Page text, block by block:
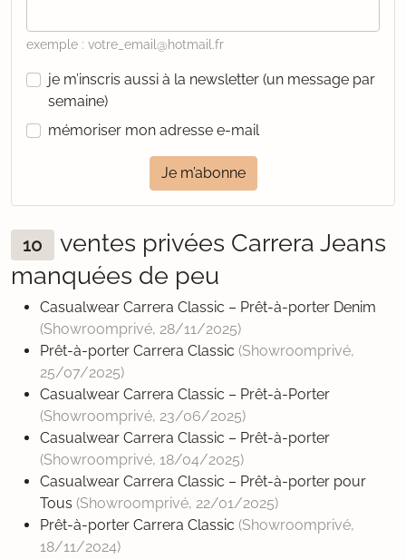
exemple : votre_email@hotmail.fr
je m’inscris aussi à la newsletter (un message par
semaine)
mémoriser mon adresse e-mail
Je m’abonne
10
ventes privées Carrera Jeans
manquées de peu
Casualwear Carrera Classic – Prêt-à-porter Denim
(Showroomprivé, 28/11/2025)
Prêt-à-porter Carrera Classic (Showroomprivé,
25/07/2025)
Casualwear Carrera Classic – Prêt-à-Porter
(Showroomprivé, 23/06/2025)
Casualwear Carrera Classic – Prêt-à-porter
(Showroomprivé, 18/04/2025)
Casualwear Carrera Classic – Prêt-à-porter pour
Tous (Showroomprivé, 22/01/2025)
Prêt-à-porter Carrera Classic (Showroomprivé,
18/11/2024)